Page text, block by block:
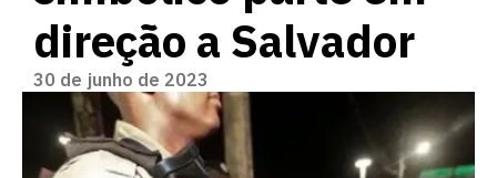
direção a Salvador
30 de junho de 2023